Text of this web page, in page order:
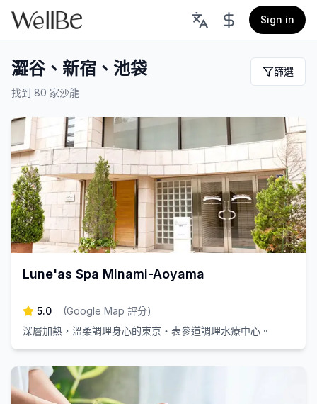
Sign in
澀谷、新宿、池袋
找到 80 家沙龍
篩選
Lune'as Spa Minami-Aoyama
5.0 (Google Map 評分)
深層加熱，溫柔調理身心的東京・表參道調理水療中心。